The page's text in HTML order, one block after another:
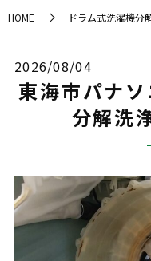
HOME ドラム式洗濯機分
2026/08/04
東海市パナ
分解洗